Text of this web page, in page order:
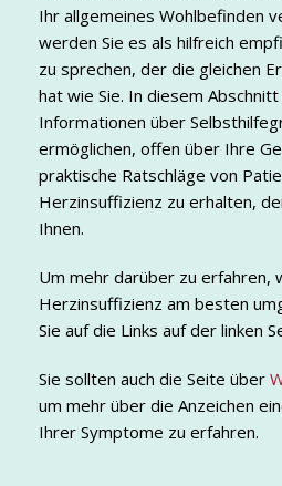
Ihr allgemeines Wohlbefinden
werden Sie es als hilfreich
zu sprechen, der die gleichen
hat wie Sie. In diesem
Informationen über
ermöglichen, offen über Ihre
praktische Ratschläge von
Herzinsuffizienz zu erhalten,
Ihnen.
Um mehr darüber zu erfahren,
Herzinsuffizienz am besten
Sie auf die Links auf der linken
Sie sollten auch die Seite über
um mehr über die Anzeichen
Ihrer Symptome zu erfahren.